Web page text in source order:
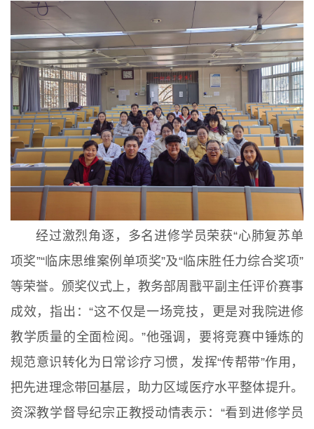
经过激烈角逐，多名进修学员荣获“心肺复苏单
项奖”“临床思维案例单项奖”及“临床胜任力综合奖项”
等荣誉。颁奖仪式上，教务部周戬平副主任评价赛事
成效，指出：“这不仅是一场竞技，更是对我院进修
教学质量的全面检阅。”他强调，要将竞赛中锤炼的
规范意识转化为日常诊疗习惯，发挥“传帮带”作用，
把先进理念带回基层，助力区域医疗水平整体提升。
资深教学督导纪宗正教授动情表示：“看到进修学员